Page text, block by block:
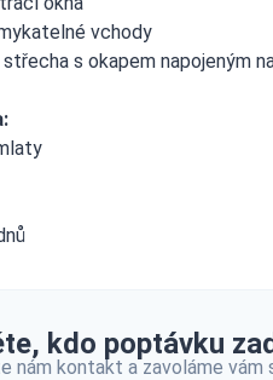
vchody
s okapem napojeným
kdo poptávku
nám kontakt a zavoláme vám